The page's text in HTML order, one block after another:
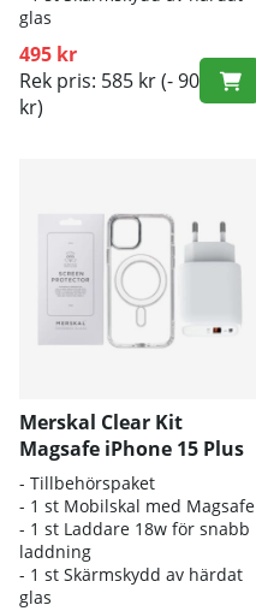
glas
495 kr
Rek pris: 585 kr(- 90
kr)
Merskal Clear Kit
Magsafe iPhone 15 Plus
- Tillbehörspaket
- 1 st Mobilskal med Magsafe
- 1 st Laddare 18w för snabb
laddning
- 1 st Skärmskydd av härdat
glas